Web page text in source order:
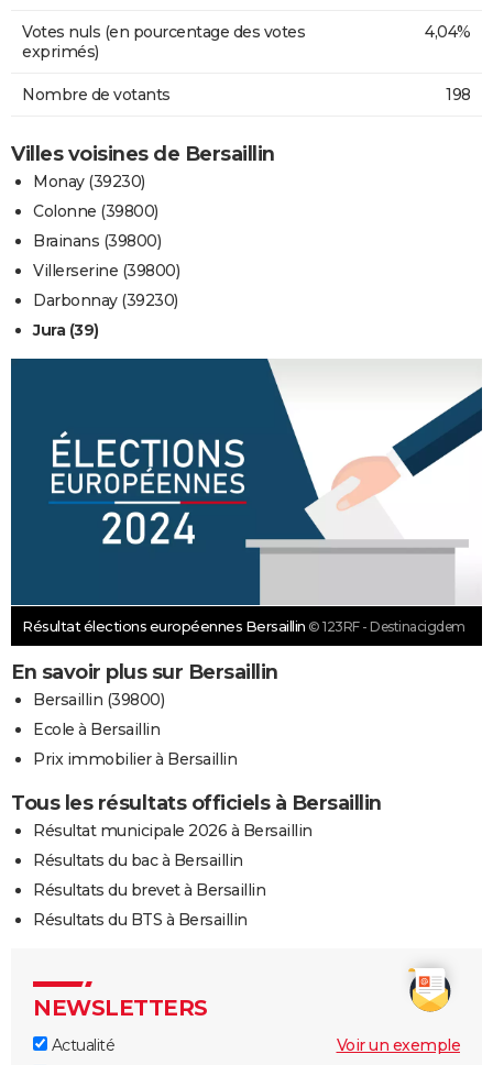
Votes nuls (en pourcentage des votes
exprimés)
4,04%
Nombre de votants 198
Villes voisines de Bersaillin
Monay (39230)
Colonne (39800)
Brainans (39800)
Villerserine (39800)
Darbonnay (39230)
Jura (39)
Résultat élections européennes Bersaillin © 123RF - Destinacigdem
En savoir plus sur Bersaillin
Bersaillin (39800)
Ecole à Bersaillin
Prix immobilier à Bersaillin
Tous les résultats officiels à Bersaillin
Résultat municipale 2026 à Bersaillin
Résultats du bac à Bersaillin
Résultats du brevet à Bersaillin
Résultats du BTS à Bersaillin
NEWSLETTERS
Actualité
Voir un exemple